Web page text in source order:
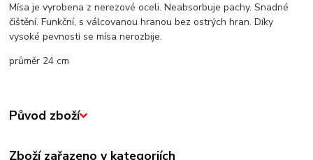
Mísa je vyrobena z nerezové oceli. Neabsorbuje pachy. Snadné
čištění. Funkční, s válcovanou hranou bez ostrých hran. Díky
vysoké pevnosti se mísa nerozbije.
průměr 24 cm
Původ zboží
Zboží zařazeno v kategoriích